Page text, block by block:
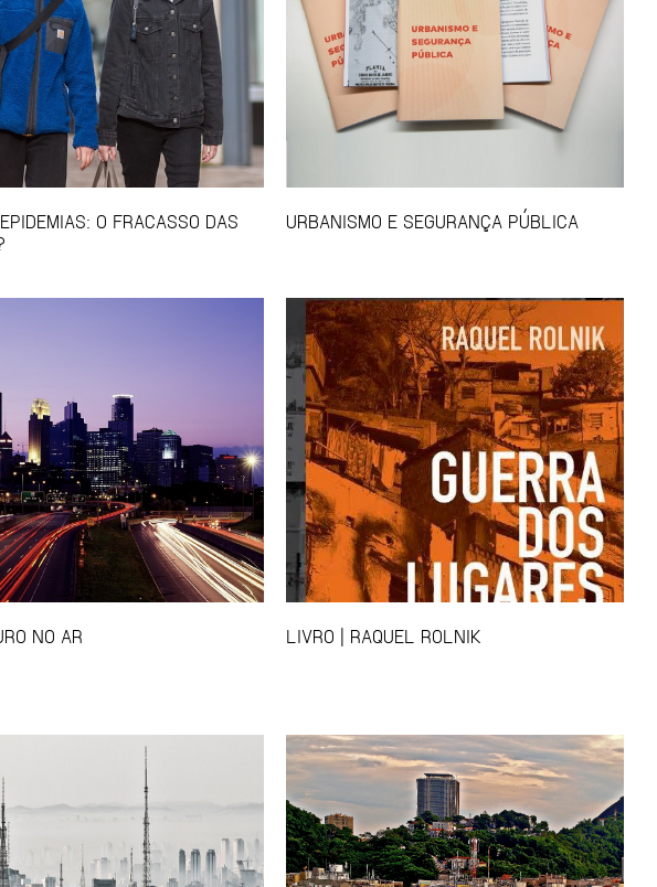
O FRACASSO DAS
URBANISMO E SEGURANÇA PÚBLICA
NO AR LIVRO | RAQUEL ROLNIK